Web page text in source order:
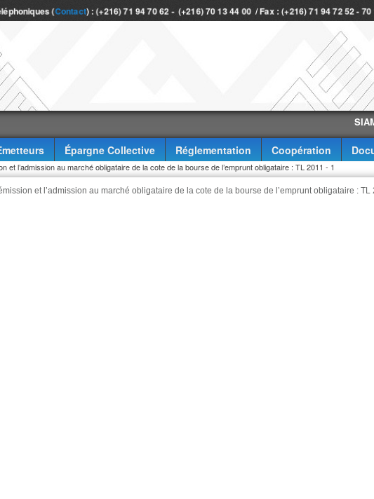
(Contact) : (+216) 71 94 70 62 - (+216) 70 13 44 00 / Fax : (+216) 71 94 72 52 - 70
SIAME-2
Épargne Collective Réglementation Coopération
et l’admission au marché obligataire de la cote de la bourse de l’emprunt obligataire : TL 2011 - 1
et l’admission au marché obligataire de la cote de la bourse de l’emprunt obligataire : TL